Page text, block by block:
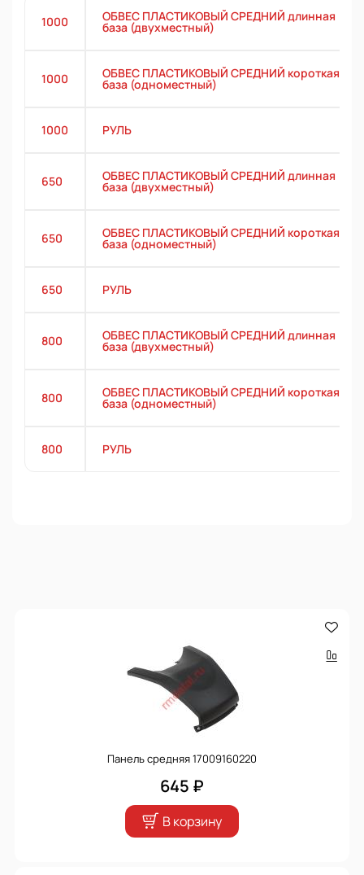
1000 ОБВЕС ПЛАСТИКОВЫЙ СРЕДНИЙ длинная
база (двухместный)
1000 ОБВЕС ПЛАСТИКОВЫЙ СРЕДНИЙ короткая
база (одноместный)
1000 РУЛЬ
650 ОБВЕС ПЛАСТИКОВЫЙ СРЕДНИЙ длинная
база (двухместный)
650 ОБВЕС ПЛАСТИКОВЫЙ СРЕДНИЙ короткая
база (одноместный)
650 РУЛЬ
800 ОБВЕС ПЛАСТИКОВЫЙ СРЕДНИЙ длинная
база (двухместный)
800 ОБВЕС ПЛАСТИКОВЫЙ СРЕДНИЙ короткая
база (одноместный)
800 РУЛЬ
Панель средняя 17009160220
645 ₽
В корзину